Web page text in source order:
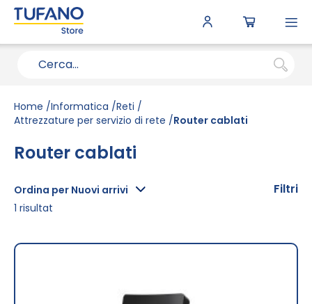
Home Informatica Reti
Attrezzature per servizio di rete
Router cablati
Router cablati
Ordina per Nuovi arrivi
1 risultat
Filtri